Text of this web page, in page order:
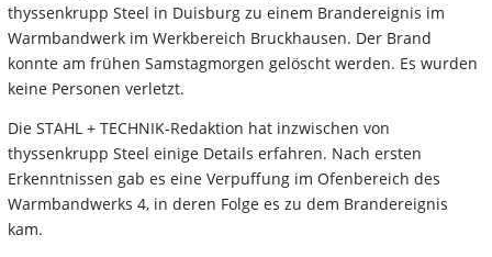
thyssenkrupp Steel in Duisburg zu einem Brandereignis im
Warmbandwerk im Werkbereich Bruckhausen. Der Brand
konnte am frühen Samstagmorgen gelöscht werden. Es wurden
keine Personen verletzt.
Die STAHL + TECHNIK-Redaktion hat inzwischen von
thyssenkrupp Steel einige Details erfahren. Nach ersten
Erkenntnissen gab es eine Verpuffung im Ofenbereich des
Warmbandwerks 4, in deren Folge es zu dem Brandereignis
kam.